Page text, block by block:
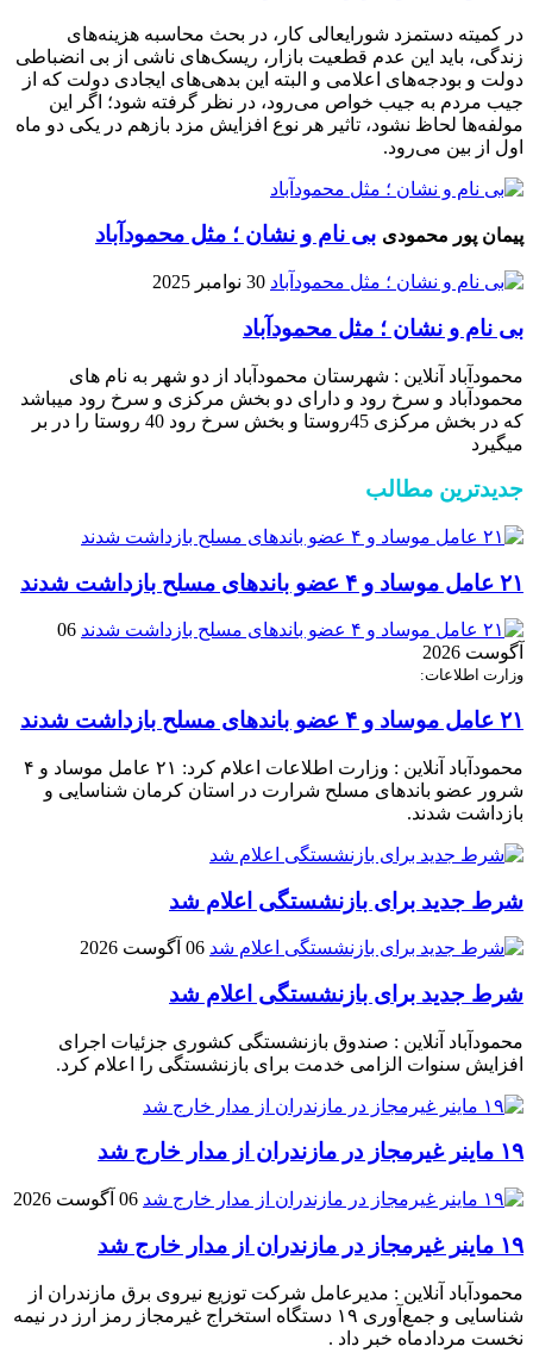
در کمیته دستمزد شورایعالی کار، در بحث محاسبه هزینه‌های
زندگی، باید این عدم قطعیت بازار، ریسک‌های ناشی از بی انضباطی
دولت و بودجه‌های اعلامی و البته این بدهی‌های ایجادی دولت که از
جیب مردم به جیب خواص می‌رود، در نظر گرفته شود؛ اگر این
مولفه‌ها لحاظ نشود، تاثیر هر نوع افزایش مزد بازهم در یکی دو ماه
اول از بین می‌رود.
پیمان پور محمودی بی نام و نشان ؛ مثل محمودآباد
30 نوامبر 2025
بی نام و نشان ؛ مثل محمودآباد
محمودآباد آنلاین : شهرستان محمودآباد از دو شهر به نام های
محمودآباد و ‌سرخ رود و دارای دو بخش مرکزی و سرخ رود میباشد
که در بخش مرکزی 45روستا و بخش سرخ رود 40 روستا را در بر
میگیرد
جدیدترین مطالب
۲۱ عامل موساد و ۴ عضو باند‌های مسلح بازداشت شدند
06
آگوست 2026
وزارت اطلاعات:
۲۱ عامل موساد و ۴ عضو باند‌های مسلح بازداشت شدند
محمودآباد آنلاین : وزارت اطلاعات اعلام کرد: ۲۱ عامل موساد و ۴
شرور عضو باند‌های مسلح شرارت در استان کرمان شناسایی و
بازداشت شدند.
شرط جدید برای بازنشستگی اعلام شد
06 آگوست 2026
شرط جدید برای بازنشستگی اعلام شد
محمودآباد آنلاین : صندوق بازنشستگی کشوری جزئیات اجرای
افزایش سنوات الزامی خدمت برای بازنشستگی را اعلام کرد.
۱۹ ماینر غیرمجاز در مازندران از مدار خارج شد
06 آگوست 2026
۱۹ ماینر غیرمجاز در مازندران از مدار خارج شد
محمودآباد آنلاین : مدیرعامل شرکت توزیع نیروی برق مازندران از
شناسایی و جمع‌آوری ۱۹ دستگاه استخراج غیرمجاز رمز ارز در نیمه
نخست مردادماه خبر داد .